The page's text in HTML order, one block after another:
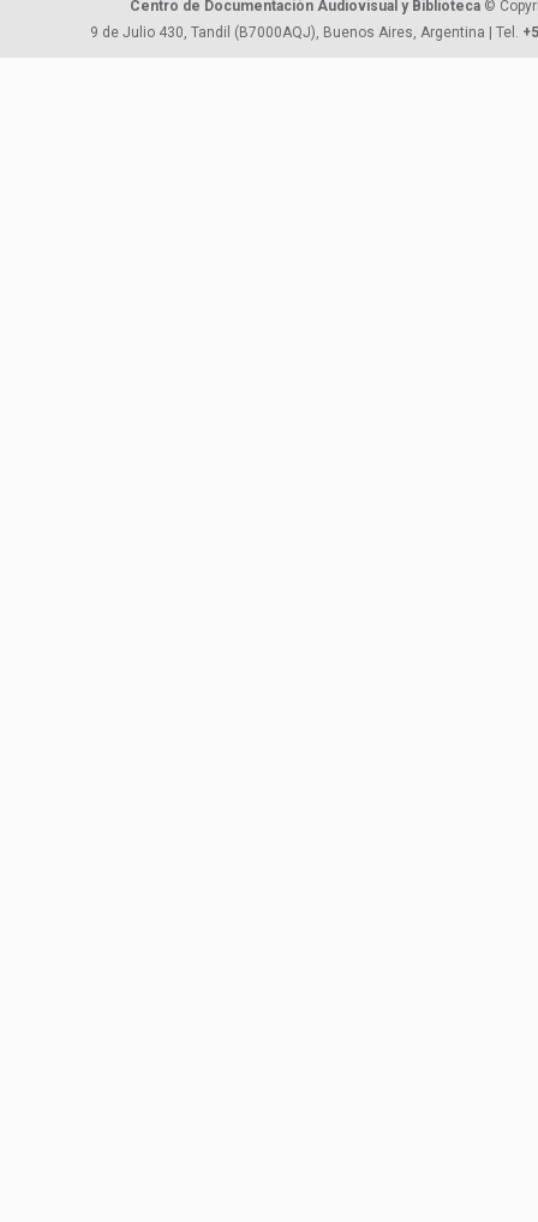
Centro de Documentación Audiovisual y Biblioteca ©
9 de Julio 430, Tandil (B7000AQJ), Buenos Aires, Argentina | Tel.